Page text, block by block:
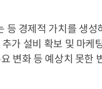
등 경제적 가치를 생성
가 설비 확보 및 마케
변화 등 예상치 못한